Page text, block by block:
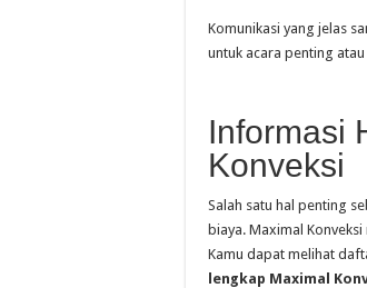
Komunikasi yang jelas
untuk acara penting
Informasi
Konveksi
Salah satu hal penting
biaya. Maximal
Kamu dapat melihat
lengkap Maximal